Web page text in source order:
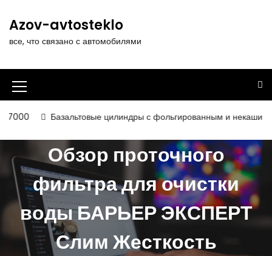
т
к
д
м
Azov-avtosteklo
все, что связано с автомобилями
И
к
о
н
к
а
м
е
цилиндры с фольгированным и некашированным
Обзор проточного
фильтра для очистки
воды БАРЬЕР ЭКСПЕРТ
Слим Жесткость